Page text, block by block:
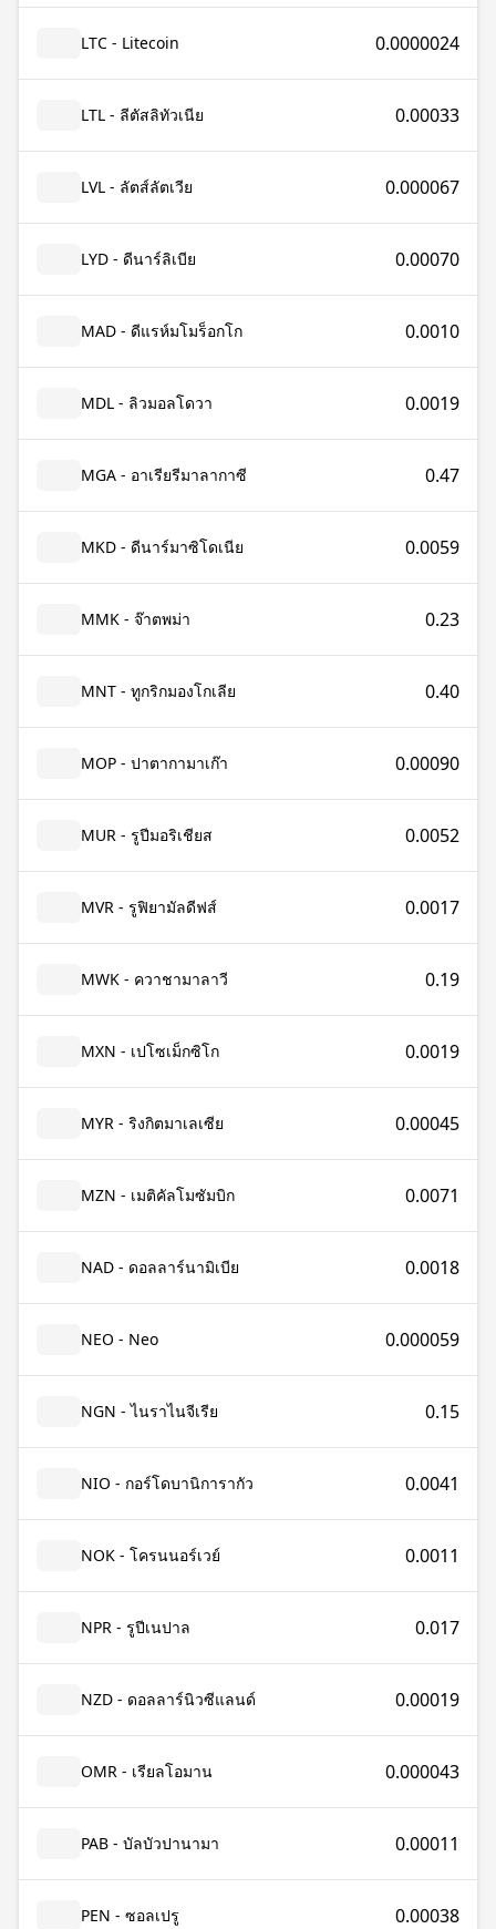
LTC - Litecoin 0.0000024
LTL - ลีตัสลิทัวเนีย 0.00033
LVL - ลัตส์ลัตเวีย 0.000067
LYD - ดีนาร์ลิเบีย 0.00070
MAD - ดีแรห์มโมร็อกโก 0.0010
MDL - ลิวมอลโดวา 0.0019
MGA - อาเรียรีมาลากาซี 0.47
MKD - ดีนาร์มาซิโดเนีย 0.0059
MMK - จ๊าตพม่า 0.23
MNT - ทูกริกมองโกเลีย 0.40
MOP - ปาตากามาเก๊า 0.00090
MUR - รูปีมอริเชียส 0.0052
MVR - รูฟิยามัลดีฟส์ 0.0017
MWK - ควาชามาลาวี 0.19
MXN - เปโซเม็กซิโก 0.0019
MYR - ริงกิตมาเลเซีย 0.00045
MZN - เมติคัลโมซัมบิก 0.0071
NAD - ดอลลาร์นามิเบีย 0.0018
NEO - Neo 0.000059
NGN - ไนราไนจีเรีย 0.15
NIO - กอร์โดบานิการากัว 0.0041
NOK - โครนนอร์เวย์ 0.0011
NPR - รูปีเนปาล 0.017
NZD - ดอลลาร์นิวซีแลนด์ 0.00019
OMR - เรียลโอมาน 0.000043
PAB - บัลบัวปานามา 0.00011
PEN - ซอลเปรู 0.00038